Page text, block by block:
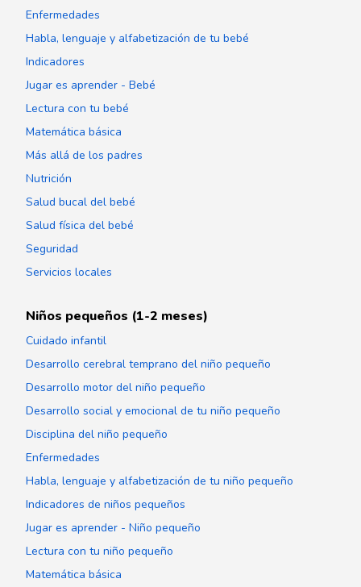
Enfermedades
Habla, lenguaje y alfabetización de tu bebé
Indicadores
Jugar es aprender - Bebé
Lectura con tu bebé
Matemática básica
Más allá de los padres
Nutrición
Salud bucal del bebé
Salud física del bebé
Seguridad
Servicios locales
Niños pequeños (1-2 meses)
Cuidado infantil
Desarrollo cerebral temprano del niño pequeño
Desarrollo motor del niño pequeño
Desarrollo social y emocional de tu niño pequeño
Disciplina del niño pequeño
Enfermedades
Habla, lenguaje y alfabetización de tu niño pequeño
Indicadores de niños pequeños
Jugar es aprender - Niño pequeño
Lectura con tu niño pequeño
Matemática básica